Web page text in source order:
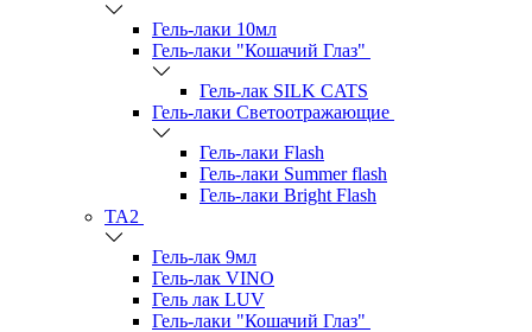
Гель-лаки 10мл
Гель-лаки "Кошачий Глаз"
Гель-лак SILK CATS
Гель-лаки Светоотражающие
Гель-лаки Flash
Гель-лаки Summer flash
Гель-лаки Bright Flash
TA2
Гель-лак 9мл
Гель-лак VINO
Гель лак LUV
Гель-лаки "Кошачий Глаз"